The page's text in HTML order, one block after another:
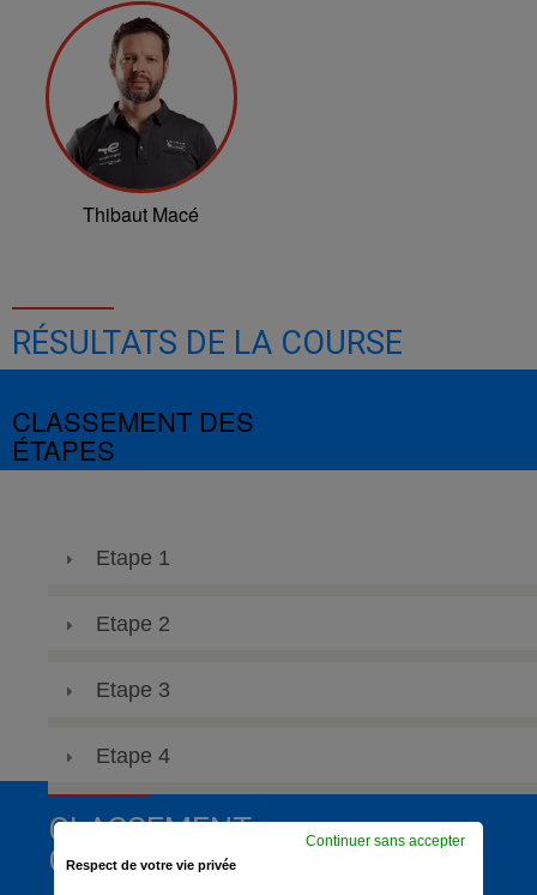
Thibaut Macé
RÉSULTATS DE LA COURSE
CLASSEMENT DES
ÉTAPES
Etape 1
Etape 2
Etape 3
Etape 4
CLASSEMENT
GÉNÉRAL
Respect de votre vie privée
Continuer sans accepter